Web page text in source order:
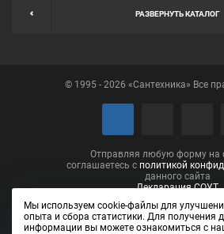
Мыльницы
Полотенцедержатели
Сушилки для белья
Пробки для
РАЗВЕРНУТЬ КАТАЛОГ
© 1995 - 2026 «Сантехника» Все
Отправляя любую форму на
соглашаетесь с политикой
данного сайта
Декларация СОУТ
Мы используем cookie-файлы для
опыта и сбора статистики. Для получения
информации вы можете ознакомиться с